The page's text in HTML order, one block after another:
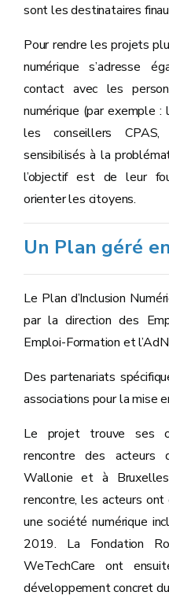
sont les destinataires
Pour rendre les projets
numérique s’adresse
contact avec les
numérique (par exemple
les conseillers
sensibilisés à la
l’objectif est de leur
orienter les citoyens.
Un Plan géré
Le Plan d’Inclusion
par la direction des
Emploi-Formation et
Des partenariats
associations pour la mise
Le projet trouve ses
rencontre des acteurs
Wallonie et à
rencontre, les acteurs
une société numérique
2019. La Fondation
WeTechCare ont
développement concret